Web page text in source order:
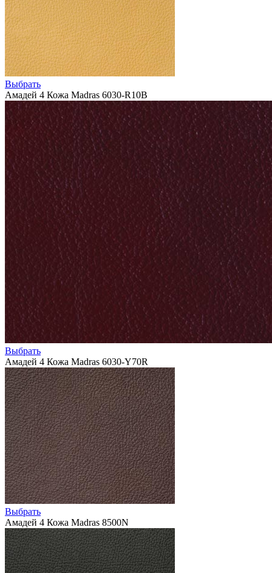
Выбрать
Амадей 4 Кожа Madras 6030-R10B
Выбрать
Амадей 4 Кожа Madras 6030-Y70R
Выбрать
Амадей 4 Кожа Madras 8500N